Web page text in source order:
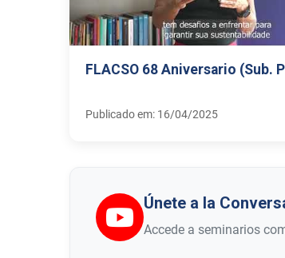
FLACSO 68 Aniversario (Sub.
Publicado em: 16/04/2025
Únete a la
Accede a seminarios